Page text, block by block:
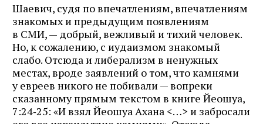
Шаевич, судя по впечатлениям, впечатлениям
знакомых и предыдущим появлениям
в СМИ, — добрый, вежливый и тихий человек.
Но, к сожалению, с иудаизмом знакомый
слабо. Отсюда и либерализм в ненужных
местах, вроде заявлений о том, что камнями
у евреев никого не побивали — вопреки
сказанному прямым текстом в книге Йеошуа,
7:24‑25: «И взял Йеошуа Ахана <…> и забросали
Журнал ЛЕХАИМ в вашем
email